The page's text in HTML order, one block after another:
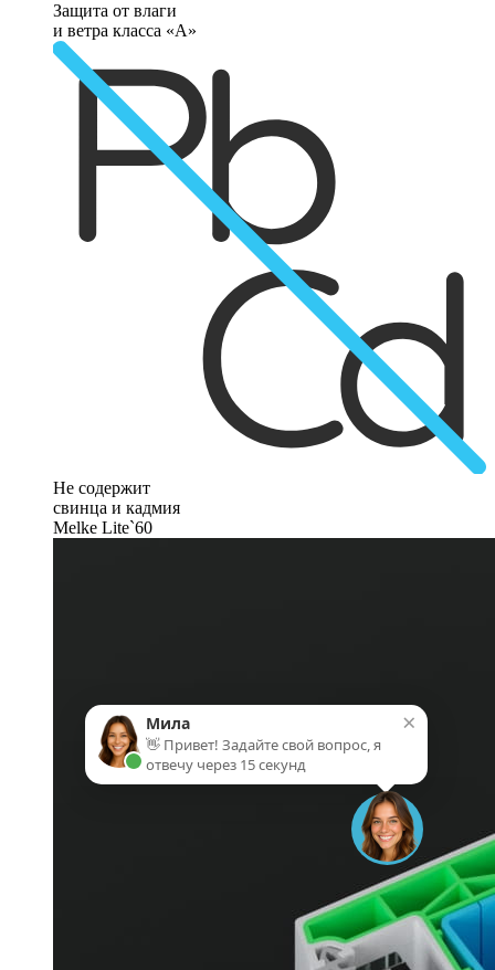
Защита от влаги
и ветра класса «А»
Не содержит
свинца и кадмия
Melke Lite`60
×
Мила
👋 Привет! Задайте свой вопрос, я
отвечу через 15 секунд